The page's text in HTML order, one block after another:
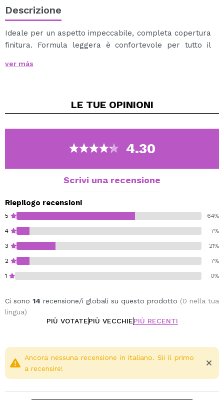
Descrizione
Ideale per un aspetto impeccabile, completa copertura
finitura. Formula leggera è confortevole per tutto il
ossidanti Aiuta a idrata e migliorare l'aspetto della
per regolare e personalizzare il colore.
ver más
LE TUE OPINIONI
4.30
Scrivi una recensione
Riepilogo recensioni
5 64%
4 7%
3 21%
2 7%
1 0%
Ci sono 14 recensione/i globali su questo prodotto (0 nella tua
lingua)
PIÙ VOTATEPIÙ VECCHIEPIÙ RECENTI
Ancora nessuna recensione in italiano. Sii il primo
a recensire!